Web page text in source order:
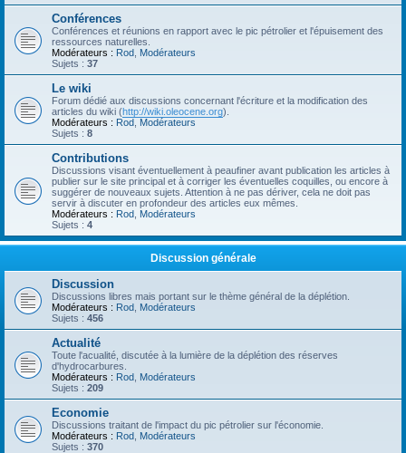
Conférences
Conférences et réunions en rapport avec le pic pétrolier et l'épuisement des
ressources naturelles.
Modérateurs : Rod Modérateurs
Sujets : 37
Le wiki
Forum dédié aux discussions concernant l'écriture et la modification des
articles du wiki (http://wiki.oleocene.org).
Modérateurs : Rod Modérateurs
Sujets : 8
Contributions
Discussions visant éventuellement à peaufiner avant publication les articles à
publier sur le site principal et à corriger les éventuelles coquilles, ou encore à
suggérer de nouveaux sujets. Attention à ne pas dériver, cela ne doit pas
servir à discuter en profondeur des articles eux mêmes.
Modérateurs : Rod Modérateurs
Sujets : 4
Discussion générale
Discussion
Discussions libres mais portant sur le thème général de la déplétion.
Modérateurs : Rod Modérateurs
Sujets : 456
Actualité
Toute l'acualité, discutée à la lumière de la déplétion des réserves
d'hydrocarbures.
Modérateurs : Rod Modérateurs
Sujets : 209
Economie
Discussions traitant de l'impact du pic pétrolier sur l'économie.
Modérateurs : Rod Modérateurs
Sujets : 370